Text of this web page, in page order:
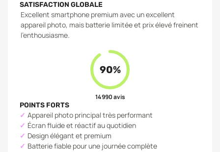
SATISFACTION GLOBALE
Excellent smartphone premium avec un excellent
appareil photo, mais batterie limitée et prix élevé freinent
l'enthousiasme.
90%
14 990avis
POINTS FORTS
Appareil photo principal très performant
Écran fluide et réactif au quotidien
Design élégant et premium
Batterie fiable pour une journée complète